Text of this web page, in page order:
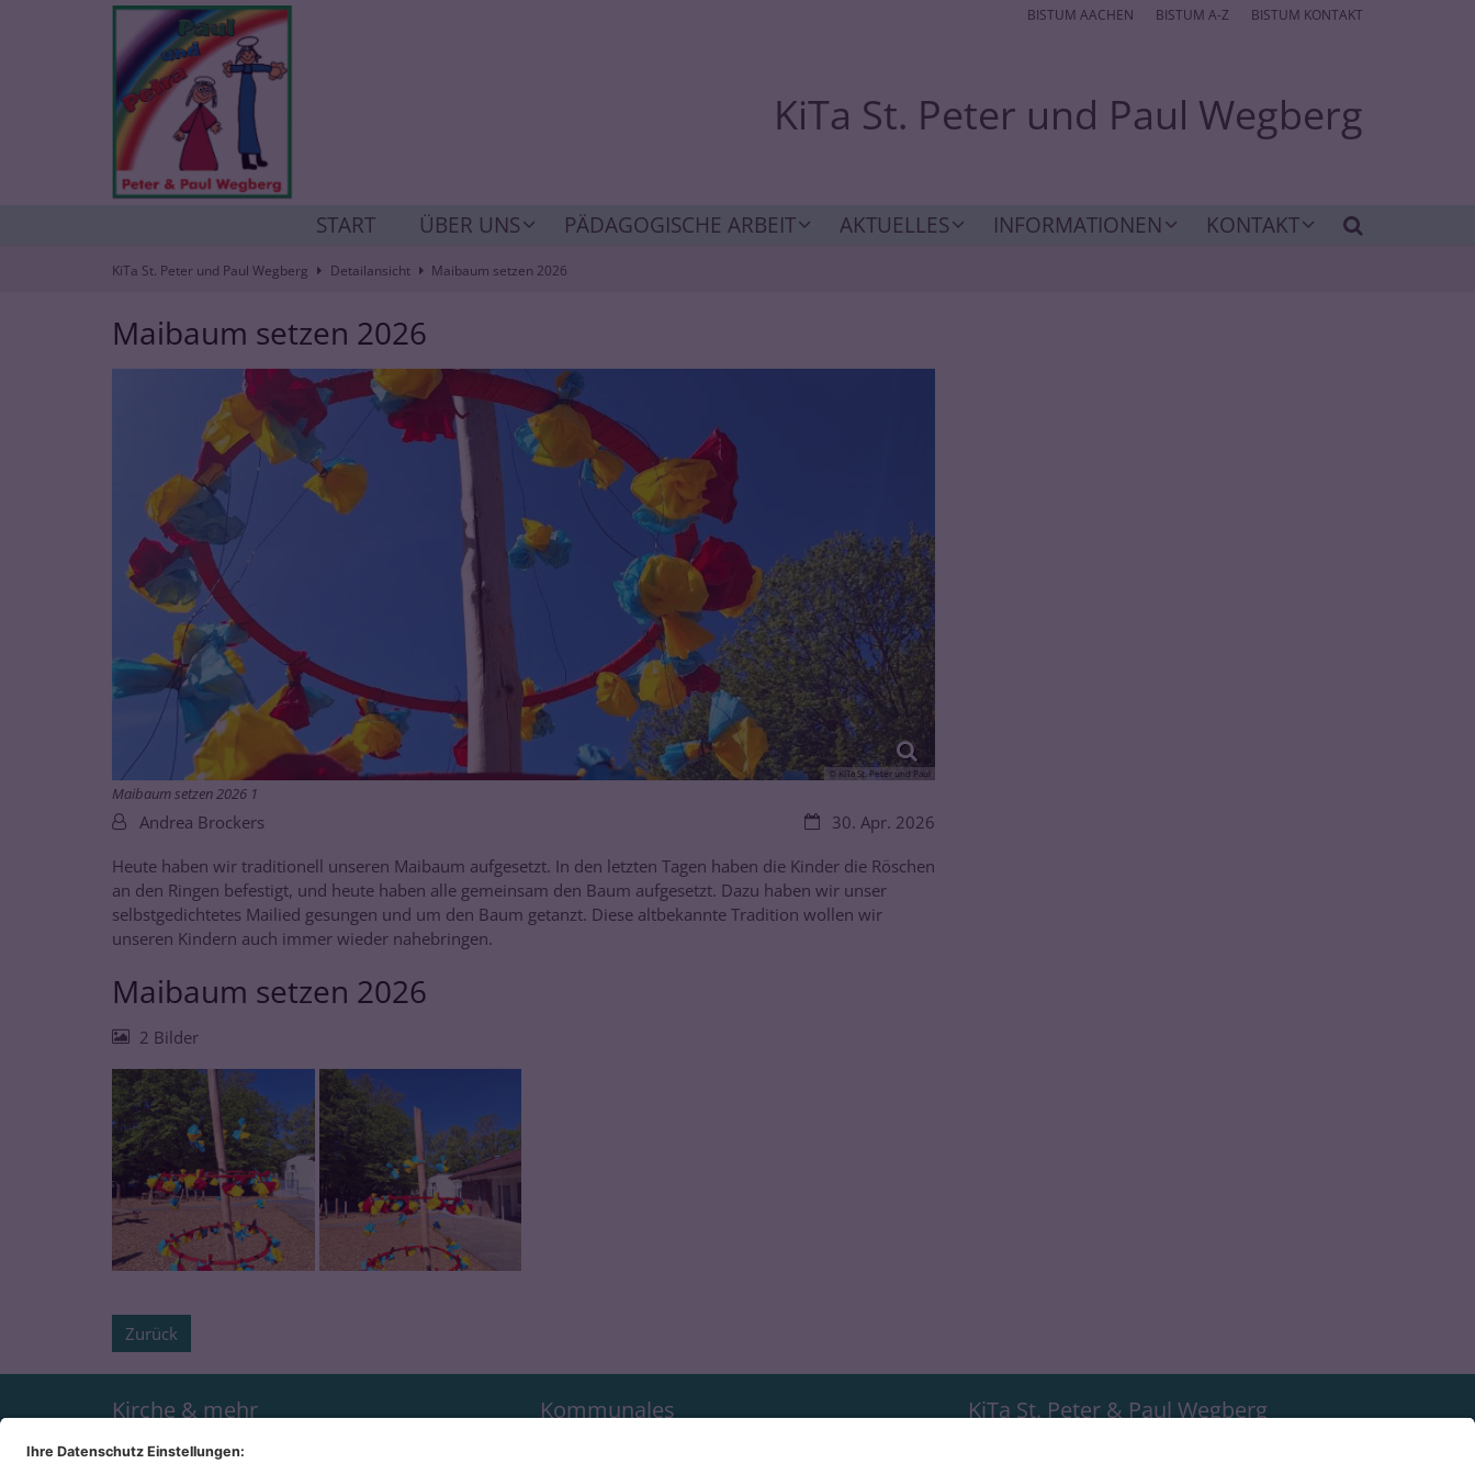
Zum Inhalt springen BISTUM AACHEN BISTUM A-Z BISTUM KONTAKT
KiTa St. Peter und Paul Wegberg
START ÜBER UNS PÄDAGOGISCHE ARBEIT AKTUELLES INFORMATIONEN KONTAKT
KiTa St. Peter und Paul Wegberg Detailansicht Maibaum setzen 2026
Maibaum setzen 2026
© KiTa St. Peter und Paul
Maibaum setzen 2026 1
Datum:30. Apr. 2026
Von:Andrea Brockers
Heute haben wir traditionell unseren Maibaum aufgesetzt. In den letzten Tagen haben die Kinder die Röschen
an den Ringen befestigt, und heute haben alle gemeinsam den Baum aufgesetzt. Dazu haben wir unser
selbstgedichtetes Mailied gesungen und um den Baum getanzt. Diese altbekannte Tradition wollen wir
unseren Kindern auch immer wieder nahebringen.
Maibaum setzen 2026
2 Bilder
Zurück
Kirche & mehr
Pfarrei Sankt Martin
Kommunales KiTa St. Peter & Paul Wegberg